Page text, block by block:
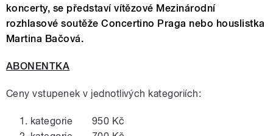
koncerty, se představí vítězové Mezinárodní
rozhlasové soutěže Concertino Praga nebo houslistka
Martina Bačová.
ABONENTKA
Ceny vstupenek v jednotlivých kategoriích:
kategorie 950 Kč